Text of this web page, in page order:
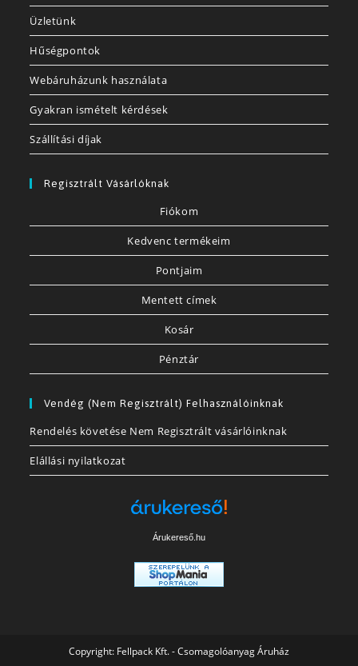
Üzletünk
Hűségpontok
Webáruházunk használata
Gyakran ismételt kérdések
Szállítási díjak
Regisztrált Vásárlóknak
Fiókom
Kedvenc termékeim
Pontjaim
Mentett címek
Kosár
Pénztár
Vendég (nem Regisztrált) Felhasználóinknak
Rendelés követése Nem Regisztrált vásárlóinknak
Elállási nyilatkozat
Árukereső.hu
Copyright: Fellpack Kft. - Csomagolóanyag Áruház